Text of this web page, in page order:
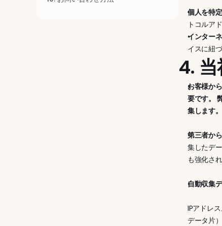
個人を特
トコルア
インター
イスに紐
4.
お客様か
要です。
集します。
第三者か
集したデ
も強化され
自動収集
IPアドレ
データ片